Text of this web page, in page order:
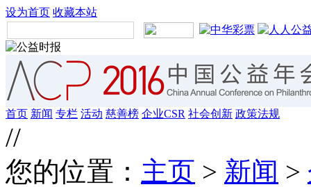
设为首页 收藏本站
首页 新闻 专栏 活动 慈善榜 企业CSR 社会创新 政策法规
//
您的位置： 主页 > 新闻 >